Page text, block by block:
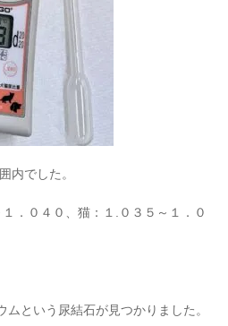
内でした。
．０４０、猫：１.０３５～１．０
という尿結石が見つかりました。